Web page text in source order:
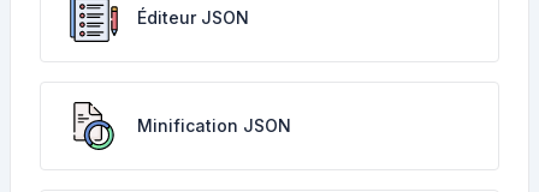
Éditeur JSON
Minification JSON